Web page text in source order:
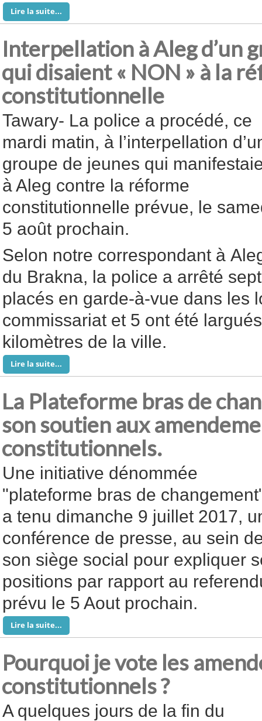
Lire la suite...
Interpellation à Aleg d’un
qui disaient « NON » à la
constitutionnelle
Tawary- La police a procédé, ce
mardi matin, à l’interpellation
groupe de jeunes qui
à Aleg contre la réforme
constitutionnelle prévue, le
5 août prochain.
Selon notre correspondant à
du Brakna, la police a arrêté
placés en garde-à-vue dans les
commissariat et 5 ont été
kilomètres de la ville.
Lire la suite...
La Plateforme bras de
son soutien aux
constitutionnels.
Une initiative dénommée
"plateforme bras de
a tenu dimanche 9 juillet 2017,
conférence de presse, au sein
son siège social pour expliquer
positions par rapport au
prévu le 5 Aout prochain.
Lire la suite...
Pourquoi je vote les
constitutionnels ?
A quelques jours de la fin du